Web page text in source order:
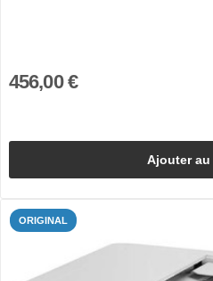
456,00 €
Ajouter
ORIGINAL